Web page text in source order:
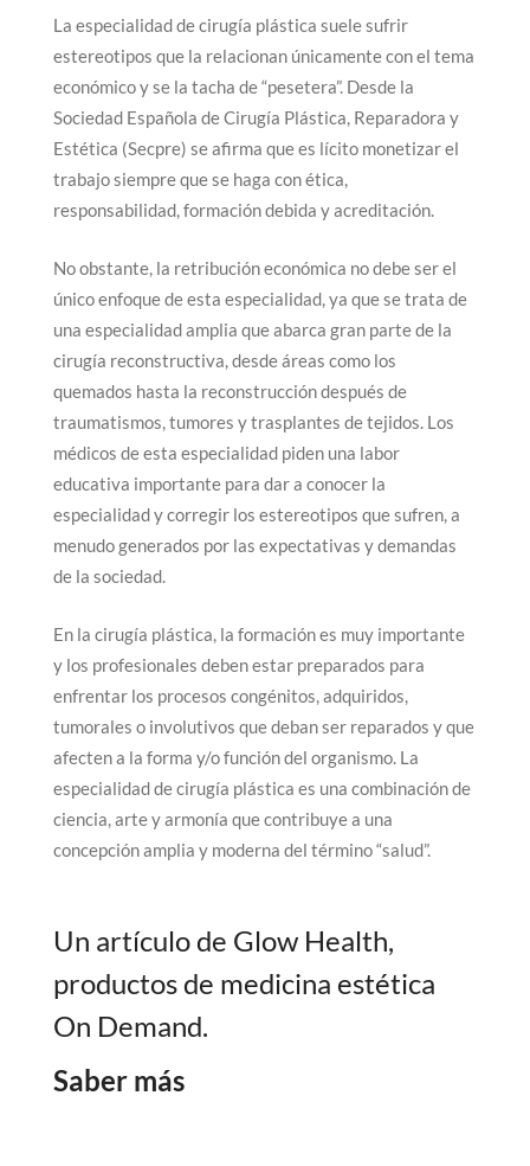
La especialidad de cirugía plástica suele sufrir
estereotipos que la relacionan únicamente con el tema
económico y se la tacha de “pesetera”. Desde la
Sociedad Española de Cirugía Plástica, Reparadora y
Estética (Secpre) se afirma que es lícito monetizar el
trabajo siempre que se haga con ética,
responsabilidad, formación debida y acreditación.
No obstante, la retribución económica no debe ser el
único enfoque de esta especialidad, ya que se trata de
una especialidad amplia que abarca gran parte de la
cirugía reconstructiva, desde áreas como los
quemados hasta la reconstrucción después de
traumatismos, tumores y trasplantes de tejidos. Los
médicos de esta especialidad piden una labor
educativa importante para dar a conocer la
especialidad y corregir los estereotipos que sufren, a
menudo generados por las expectativas y demandas
de la sociedad.
En la cirugía plástica, la formación es muy importante
y los profesionales deben estar preparados para
enfrentar los procesos congénitos, adquiridos,
tumorales o involutivos que deban ser reparados y que
afecten a la forma y/o función del organismo. La
especialidad de cirugía plástica es una combinación de
ciencia, arte y armonía que contribuye a una
concepción amplia y moderna del término “salud”.
Un artículo de Glow Health,
productos de medicina estética
On Demand.
Saber más